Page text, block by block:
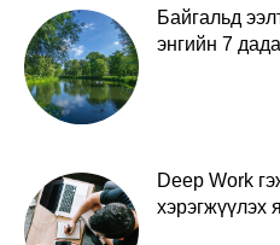
Байгальд
энгийн 7
Deep Work
хэрэгжүүлэх